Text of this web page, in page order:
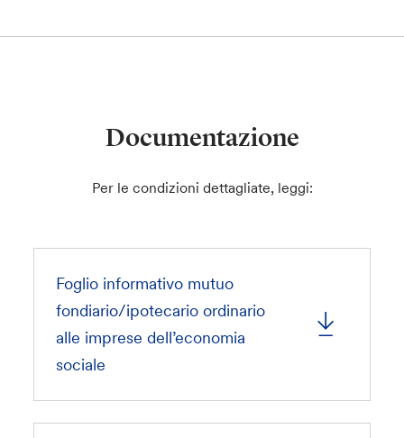
Documentazione
Per le condizioni dettagliate, leggi:
Foglio informativo mutuo
fondiario/ipotecario ordinario
alle imprese dell’economia
sociale